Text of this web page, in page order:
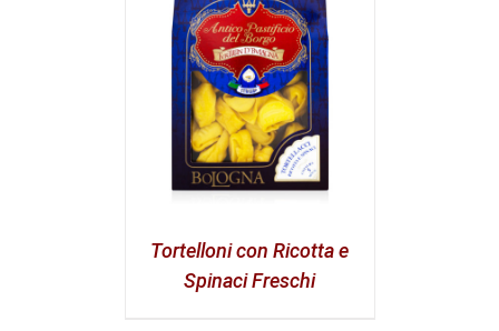
Tortelloni con Ricotta e
Spinaci Freschi